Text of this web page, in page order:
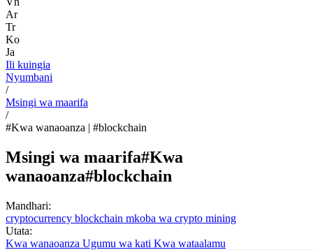
Ar
Tr
Ko
Ja
Ili kuingia
Nyumbani
/
Msingi wa maarifa
/
#Kwa wanaoanza | #blockchain
Msingi wa maarifa#Kwa
wanaoanza#blockchain
Mandhari:
cryptocurrency blockchain mkoba wa crypto mining
Utata:
Kwa wanaoanza Ugumu wa kati Kwa wataalamu